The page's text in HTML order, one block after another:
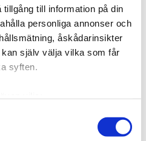
till information på din
personliga annonser och
åskådarinsikter
själv välja vilka som får
syften.
på upp till flera meter